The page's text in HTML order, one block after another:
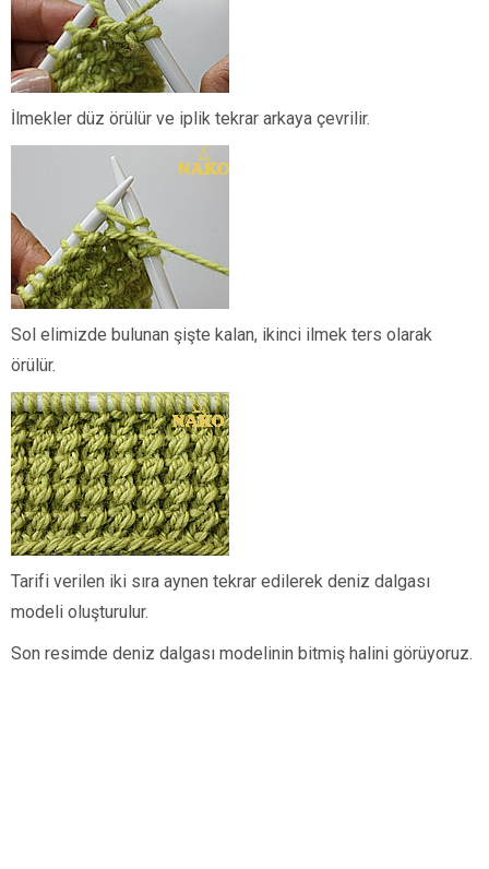
İlmekler düz örülür ve iplik tekrar arkaya çevrilir.
Sol elimizde bulunan şişte kalan, ikinci ilmek ters olarak
örülür.
Tarifi verilen iki sıra aynen tekrar edilerek deniz dalgası
modeli oluşturulur.
Son resimde deniz dalgası modelinin bitmiş halini görüyoruz.